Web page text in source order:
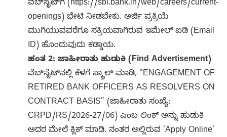
ವೆಬ್‌ಸೈಟ್‌ಗೆ (https://sbi.bank.in/web/careers/current-
openings) ಭೇಟಿ ನೀಡಬೇಕು. ಅರ್ಜಿ ಪ್ರಕ್ರಿಯೆ
ಮುಗಿಯುವವರೆಗೂ ಸಕ್ರಿಯವಾಗಿರುವ ಇಮೇಲ್ ಐಡಿ (Email
ID) ಹೊಂದುವುದು ಕಡ್ಡಾಯ.
ಹಂತ 2: ಜಾಹೀರಾತು ಹುಡುಕಿ (Find Advertisement)
ವೆಬ್‌ಸೈಟ್‌ನಲ್ಲಿ ಕೆಳಗೆ ಸ್ಕ್ರಾಲ್ ಮಾಡಿ, "ENGAGEMENT OF
RETIRED BANK OFFICERS AS RESOLVERS ON
CONTRACT BASIS" (ಜಾಹೀರಾತು ಸಂಖ್ಯೆ:
CRPD/RS/2026-27/06) ಎಂಬ ಲಿಂಕ್ ಅನ್ನು ಹುಡುಕಿ
ಅದರ ಮೇಲೆ ಕ್ಲಿಕ್ ಮಾಡಿ. ನಂತರ ಅಲ್ಲಿರುವ 'Apply Online'